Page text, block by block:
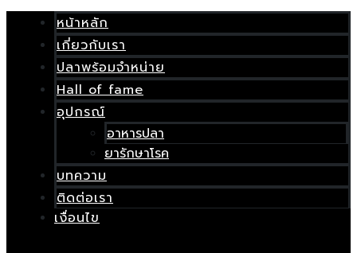
หน้าหลัก
เกี่ยวกับเรา
ปลาพร้อมจำหน่าย
Hall of fame
อุปกรณ์
อาหารปลา
ยารักษาโรค
บทความ
ติดต่อเรา
เงื่อนไข